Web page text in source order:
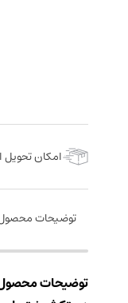
امکان
توضیحات
توضیحات